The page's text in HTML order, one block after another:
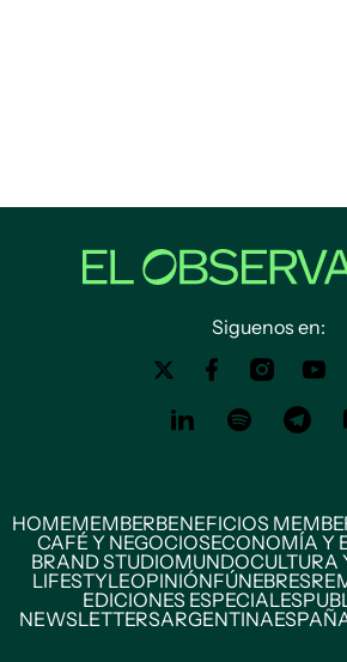
Siguenos en:
HOMEMEMBERBENEFICIOS
CAFÉ Y NEGOCIOSECONOMÍA Y
BRAND STUDIOMUNDOCULTURA
LIFESTYLEOPINIÓNFÚNEBRES
EDICIONES ESPECIALES
NEWSLETTERSARGENTINA